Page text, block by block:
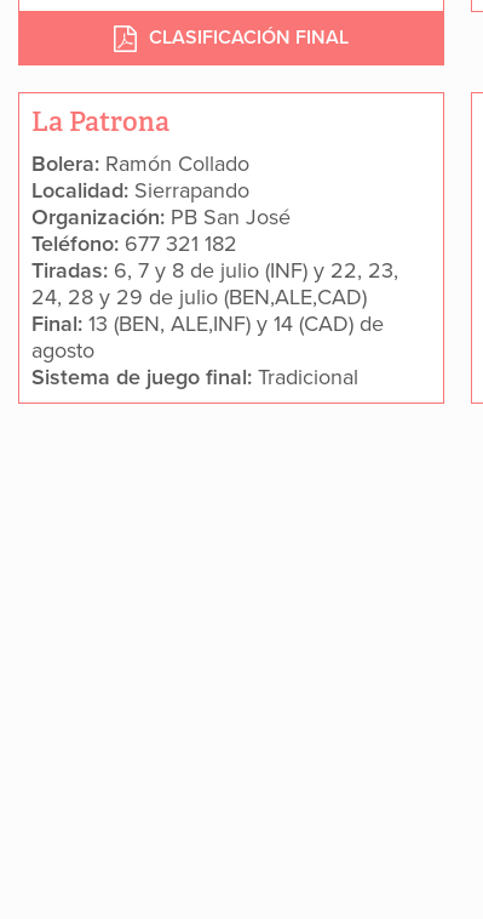
CLASIFICACIÓN FINAL
La Patrona
Bolera: Ramón Collado
Localidad: Sierrapando
Organización: PB San José
Teléfono: 677 321 182
Tiradas: 6, 7 y 8 de julio (INF) y 22, 23,
24, 28 y 29 de julio (BEN,ALE,CAD)
Final: 13 (BEN, ALE,INF) y 14 (CAD) de
agosto
Sistema de juego final: Tradicional